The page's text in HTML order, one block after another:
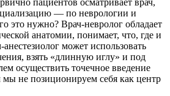
пациентов осматривает врач,
— по неврологии и
это нужно? Врач-невролог обладает
анатомии, понимает, что, где и
может использовать
взять «длинную иглу» и под
осуществить точечное введение
не позиционируем себя как центр